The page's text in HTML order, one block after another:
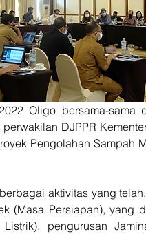
Oligo bersama-sama
DJPPR
Pengolahan Sampah
aktivitas yang
(Masa Persiapan), yang
pengurusan